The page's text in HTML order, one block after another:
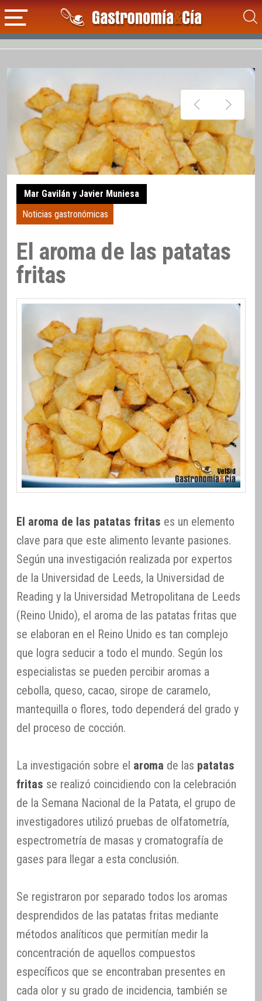
Mar Gavilán y Javier Muniesa
Noticias gastronómicas
El aroma de las patatas
fritas
El aroma de las patatas fritas es un elemento
clave para que este alimento levante pasiones.
Según una investigación realizada por expertos
de la Universidad de Leeds, la Universidad de
Reading y la Universidad Metropolitana de Leeds
(Reino Unido), el aroma de las patatas fritas que
se elaboran en el Reino Unido es tan complejo
que logra seducir a todo el mundo. Según los
especialistas se pueden percibir aromas a
cebolla, queso, cacao, sirope de caramelo,
mantequilla o flores, todo dependerá del grado y
del proceso de cocción.
La investigación sobre el aroma de las patatas
fritas se realizó coincidiendo con la celebración
de la Semana Nacional de la Patata, el grupo de
investigadores utilizó pruebas de olfatometría,
espectrometría de masas y cromatografía de
gases para llegar a esta conclusión.
Se registraron por separado todos los aromas
desprendidos de las patatas fritas mediante
métodos analíticos que permitían medir la
concentración de aquellos compuestos
específicos que se encontraban presentes en
cada olor y su grado de incidencia, también se